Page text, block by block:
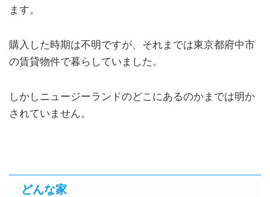
ます。
購入した時期は不明ですが、それまでは東京都府中市
の賃貸物件で暮らしていました。
しかしニュージーランドのどこにあるのかまでは明か
されていません。
どんな家